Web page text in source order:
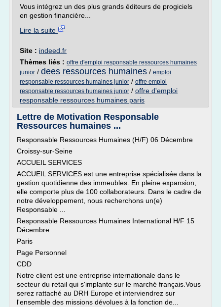
Vous intégrez un des plus grands éditeurs de progiciels
en gestion financière...
Lire la suite
Site : indeed.fr
Thèmes liés : offre d'emploi responsable ressources humaines
junior / dees ressources humaines / emploi
responsable ressources humaines junior / offre emploi
responsable ressources humaines junior / offre d'emploi
responsable ressources humaines paris
Lettre de Motivation Responsable
Ressources humaines ...
Responsable Ressources Humaines (H/F) 06 Décembre
Croissy-sur-Seine
ACCUEIL SERVICES
ACCUEIL SERVICES est une entreprise spécialisée dans la
gestion quotidienne des immeubles. En pleine expansion,
elle comporte plus de 100 collaborateurs. Dans le cadre de
notre développement, nous recherchons un(e)
Responsable ...
Responsable Ressources Humaines International H/F 15
Décembre
Paris
Page Personnel
CDD
Notre client est une entreprise internationale dans le
secteur du retail qui s'implante sur le marché français.Vous
serez rattaché au DRH Europe et interviendrez sur
l'ensemble des missions dévolues à la fonction de...